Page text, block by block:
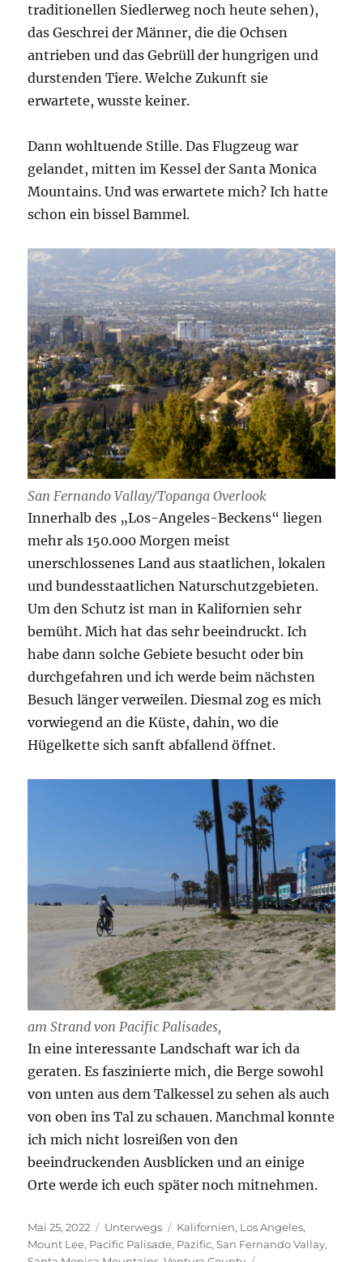
traditionellen Siedlerweg noch heute sehen),
das Geschrei der Männer, die die Ochsen
antrieben und das Gebrüll der hungrigen und
durstenden Tiere. Welche Zukunft sie
erwartete, wusste keiner.
Dann wohltuende Stille. Das Flugzeug war
gelandet, mitten im Kessel der Santa Monica
Mountains. Und was erwartete mich? Ich hatte
schon ein bissel Bammel.
San Fernando Vallay/Topanga Overlook
Innerhalb des „Los-Angeles-Beckens“ liegen
mehr als 150.000 Morgen meist
unerschlossenes Land aus staatlichen, lokalen
und bundesstaatlichen Naturschutzgebieten.
Um den Schutz ist man in Kalifornien sehr
bemüht. Mich hat das sehr beeindruckt. Ich
habe dann solche Gebiete besucht oder bin
durchgefahren und ich werde beim nächsten
Besuch länger verweilen. Diesmal zog es mich
vorwiegend an die Küste, dahin, wo die
Hügelkette sich sanft abfallend öffnet.
am Strand von Pacific Palisades,
In eine interessante Landschaft war ich da
geraten. Es faszinierte mich, die Berge sowohl
von unten aus dem Talkessel zu sehen als auch
von oben ins Tal zu schauen. Manchmal konnte
ich mich nicht losreißen von den
beeindruckenden Ausblicken und an einige
Orte werde ich euch später noch mitnehmen.
Veröffentlicht
am
Mai 25, 2022 Kategorien
Unterwegs Schlagwörter
Kalifornien, Los Angeles,
Mount Lee, Pacific Palisade, Pazific,San Fernando Vallay,